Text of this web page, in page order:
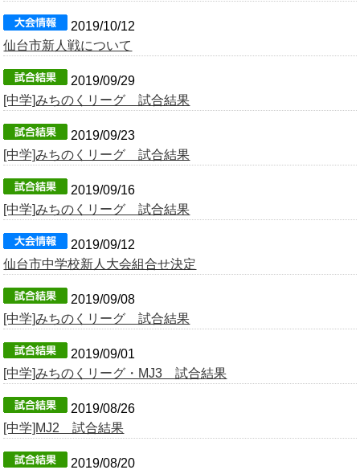
2019/10/12
仙台市新人戦について
2019/09/29
[中学]みちのくリーグ 試合結果
2019/09/23
[中学]みちのくリーグ 試合結果
2019/09/16
[中学]みちのくリーグ 試合結果
2019/09/12
仙台市中学校新人大会組合せ決定
2019/09/08
[中学]みちのくリーグ 試合結果
2019/09/01
[中学]みちのくリーグ・MJ3 試合結果
2019/08/26
[中学]MJ2 試合結果
2019/08/20